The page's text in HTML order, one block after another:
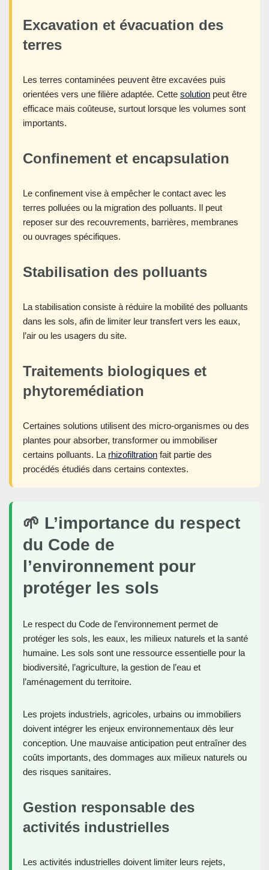
Excavation et évacuation des
terres
Les terres contaminées peuvent être excavées puis
orientées vers une filière adaptée. Cette solution peut être
efficace mais coûteuse, surtout lorsque les volumes sont
importants.
Confinement et encapsulation
Le confinement vise à empêcher le contact avec les
terres polluées ou la migration des polluants. Il peut
reposer sur des recouvrements, barrières, membranes
ou ouvrages spécifiques.
Stabilisation des polluants
La stabilisation consiste à réduire la mobilité des polluants
dans les sols, afin de limiter leur transfert vers les eaux,
l’air ou les usagers du site.
Traitements biologiques et
phytoremédiation
Certaines solutions utilisent des micro-organismes ou des
plantes pour absorber, transformer ou immobiliser
certains polluants. La rhizofiltration fait partie des
procédés étudiés dans certains contextes.
🌱 L’importance du respect
du Code de
l’environnement pour
protéger les sols
Le respect du Code de l’environnement permet de
protéger les sols, les eaux, les milieux naturels et la santé
humaine. Les sols sont une ressource essentielle pour la
biodiversité, l’agriculture, la gestion de l’eau et
l’aménagement du territoire.
Les projets industriels, agricoles, urbains ou immobiliers
doivent intégrer les enjeux environnementaux dès leur
conception. Une mauvaise anticipation peut entraîner des
coûts importants, des dommages aux milieux naturels ou
des risques sanitaires.
Gestion responsable des
activités industrielles
Les activités industrielles doivent limiter leurs rejets,